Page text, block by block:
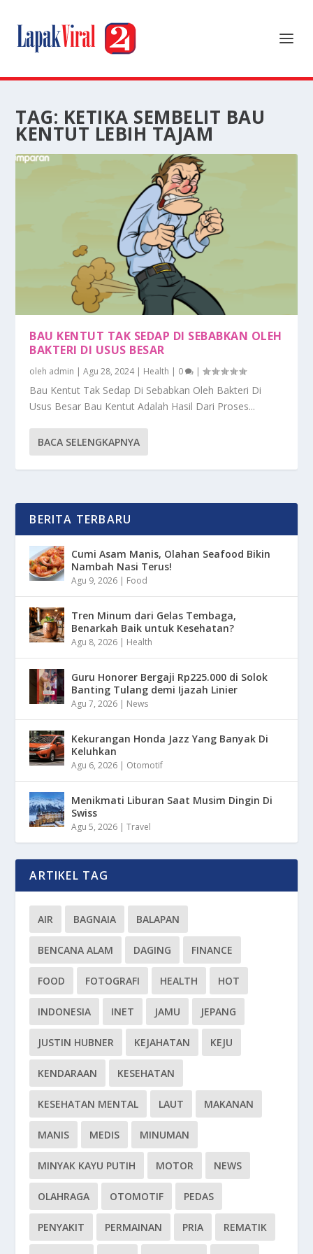
TAG: KETIKA SEMBELIT BAU
KENTUT LEBIH TAJAM
BAU KENTUT TAK SEDAP DI SEBABKAN OLEH
BAKTERI DI USUS BESAR
oleh admin |Agu 28, 2024| Health | 0 |
Bau Kentut Tak Sedap Di Sebabkan Oleh Bakteri Di
Usus Besar Bau Kentut Adalah Hasil Dari Proses...
BACA SELENGKAPNYA
BERITA TERBARU
Cumi Asam Manis, Olahan Seafood Bikin
Nambah Nasi Terus!
Agu 9, 2026 | Food
Tren Minum dari Gelas Tembaga,
Benarkah Baik untuk Kesehatan?
Agu 8, 2026 | Health
Guru Honorer Bergaji Rp225.000 di Solok
Banting Tulang demi Ijazah Linier
Agu 7, 2026 | News
Kekurangan Honda Jazz Yang Banyak Di
Keluhkan
Agu 6, 2026 | Otomotif
Menikmati Liburan Saat Musim Dingin Di
Swiss
Agu 5, 2026 |Travel
ARTIKEL TAG
AIR BAGNAIA BALAPAN
BENCANA ALAM DAGING FINANCE
FOOD FOTOGRAFI HEALTH HOT
INDONESIA INET JAMU JEPANG
JUSTIN HUBNER KEJAHATAN KEJU
KENDARAAN KESEHATAN
KESEHATAN MENTAL LAUT MAKANAN
MANIS MEDIS MINUMAN
MINYAK KAYU PUTIH MOTOR NEWS
OLAHRAGA OTOMOTIF PEDAS
PENYAKIT PERMAINAN PRIA REMATIK